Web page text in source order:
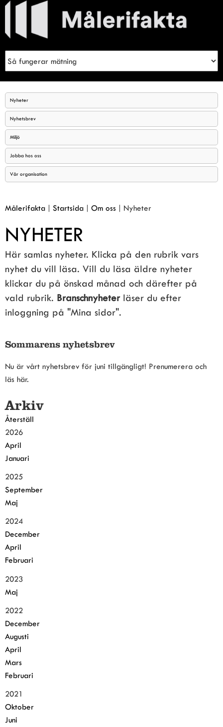
Meny
Nyheter
Nyhetsbrev
Miljö
Jobba hos oss
Vår organisation
Målerifakta | Startsida | Om oss | Nyheter
NYHETER
Här samlas nyheter. Klicka på den rubrik vars
nyhet du vill läsa. Vill du läsa äldre nyheter
klickar du på önskad månad och därefter på
vald rubrik. Branschnyheter läser du efter
inloggning på "Mina sidor".
Sommarens nyhetsbrev
Nu är vårt nyhetsbrev för juni tillgängligt! Prenumerera och
läs här.
Arkiv
Återställ
2026
April
Januari
2025
September
Maj
2024
December
April
Februari
2023
Maj
2022
December
Augusti
April
Mars
Februari
2021
Oktober
Juni
Sök